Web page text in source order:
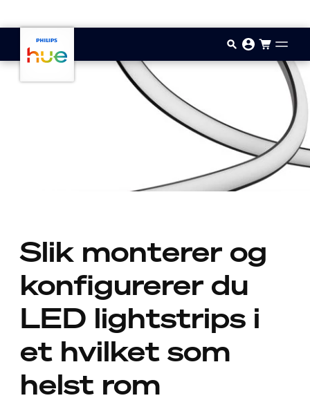
Slik monterer og
konfigurerer du
LED lightstrips i
et hvilket som
helst rom